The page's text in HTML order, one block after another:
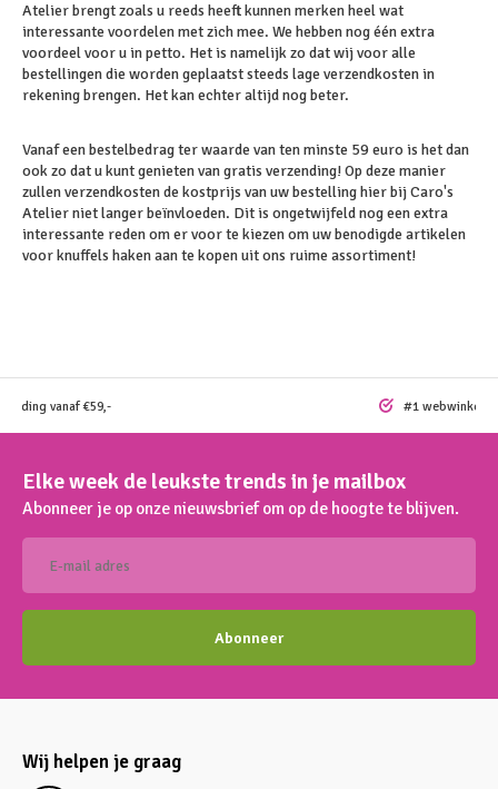
Atelier brengt zoals u reeds heeft kunnen merken heel wat
interessante voordelen met zich mee. We hebben nog één extra
voordeel voor u in petto. Het is namelijk zo dat wij voor alle
bestellingen die worden geplaatst steeds lage verzendkosten in
rekening brengen. Het kan echter altijd nog beter.
Vanaf een bestelbedrag ter waarde van ten minste 59 euro is het dan
ook zo dat u kunt genieten van gratis verzending! Op deze manier
zullen verzendkosten de kostprijs van uw bestelling hier bij Caro's
Atelier niet langer beïnvloeden. Dit is ongetwijfeld nog een extra
interessante reden om er voor te kiezen om uw benodigde artikelen
voor knuffels haken aan te kopen uit ons ruime assortiment!
vanaf €59,- #1 webwinkel
Elke week de leukste trends in je mailbox
Abonneer je op onze nieuwsbrief om op de hoogte te blijven.
Abonneer
Wij helpen je graag